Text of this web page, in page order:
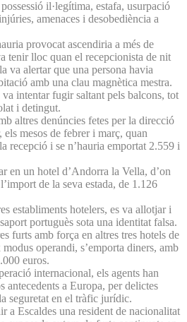
il·legítima, estafa, usurpació
amenaces i desobediència a
provocat ascendiria a més de
tenir lloc quan el recepcionista de nit
va alertar que una persona havia
amb una clau magnètica mestra.
intentar fugir saltant pels balcons, tot
i detingut.
altres denúncies fetes per la direcció
els mesos de febrer i març, quan
recepció i se n’hauria emportat 2.559 i
en un hotel d’Andorra la Vella, d’on
de la seva estada, de 1.126
establiments hotelers, es va allotjar i
portuguès sota una identitat falsa.
furts amb força en altres tres hotels de
operandi, s’emporta diners, amb
euros.
internacional, els agents han
antecedents a Europa, per delictes
seguretat en el tràfic jurídic.
a Escaldes una resident de nacionalitat